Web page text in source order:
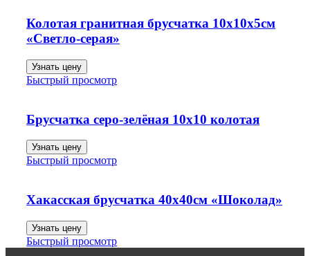
Колотая гранитная брусчатка 10х10х5см
«Светло-серая»
Узнать цену
Быстрый просмотр
Брусчатка серо-зелёная 10х10 колотая
Узнать цену
Быстрый просмотр
Хакасская брусчатка 40х40см «Шоколад»
Узнать цену
Быстрый просмотр